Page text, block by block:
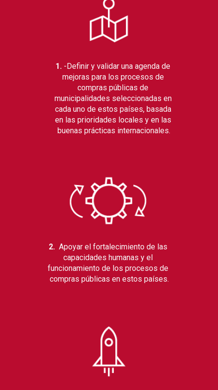
1. -Definir y validar una agenda de
mejoras para los procesos de
compras públicas de
municipalidades seleccionadas en
cada uno de estos países, basada
en las prioridades locales y en las
buenas prácticas internacionales.
2. Apoyar el fortalecimiento de las
capacidades humanas y el
funcionamiento de los procesos de
compras públicas en estos países.